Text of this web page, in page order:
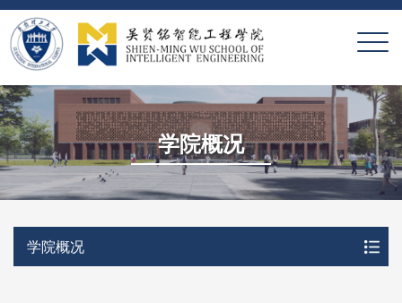
X
学院概况
学院概况